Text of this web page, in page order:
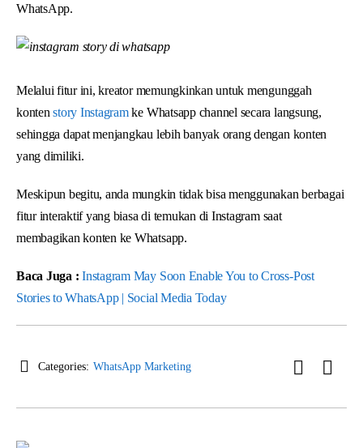
WhatsApp.
Melalui fitur ini, kreator memungkinkan untuk mengunggah
kontenstory Instagramke Whatsapp channel secara langsung,
sehingga dapat menjangkau lebih banyak orang dengan konten
yang dimiliki.
Meskipun begitu, anda mungkin tidak bisa menggunakan berbagai
fitur interaktif yang biasa di temukan di Instagram saat
membagikan konten ke Whatsapp.
Baca Juga :Instagram May Soon Enable You to Cross-Post
Stories to WhatsApp | Social Media Today
Categories: WhatsApp Marketing